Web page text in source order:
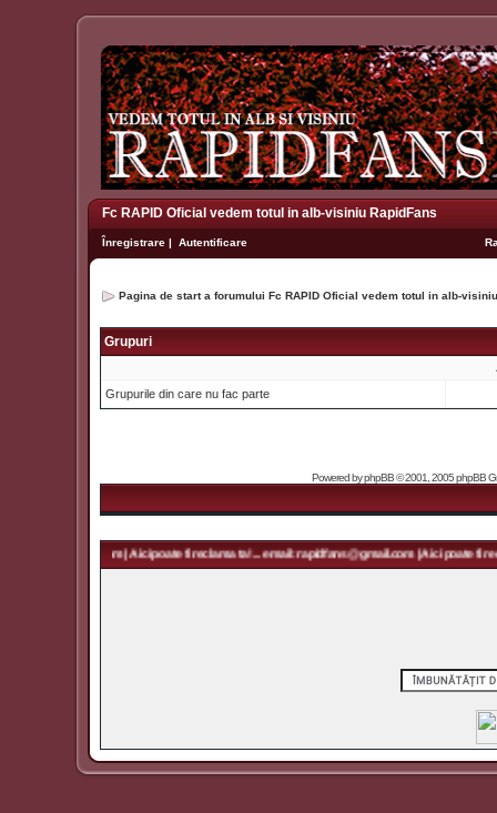
Fc RAPID Oficial vedem totul in alb-visiniu RapidFans
Înregistrare | Autentificare
Pagina de start a forumului Fc RAPID Oficial vedem totul in alb-
Grupuri
Grupurile din care nu fac parte
Powered byphpBB© 2001, 2005 phpBB
| Aici poate fi reclama ta! ... email: rapidfans@gmail.com | Aici poate fi